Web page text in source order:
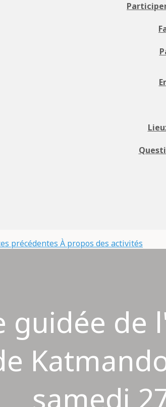
précédentes À propos des activités
guidée
samedi